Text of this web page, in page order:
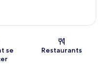
se
Restaurants